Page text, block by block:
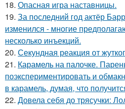
18. Опасная игра наставницы.
19. За последний год актёр
изменился - многие
несколько инъекций.
20. Секундная реакция от
21. Карамель на палочке.
поэкспериментировать и
в карамель, думая, что
22. Довела себя до трясучки: